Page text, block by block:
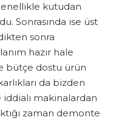
kutudan
Sonrasında ise üst
sonra
hazır hale
bütçe dostu ürün
da bizden
iddialı makinalardan
zaman demonte